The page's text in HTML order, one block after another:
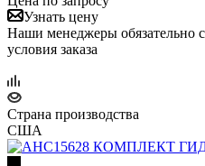
Узнать цену
Наши менеджеры обязательно
условия заказа
Страна производства
США